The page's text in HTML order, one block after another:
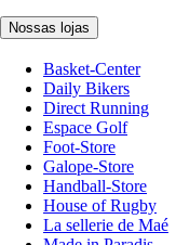
Nossas lojas
Basket-Center
Daily Bikers
Direct Running
Espace Golf
Foot-Store
Galope-Store
Handball-Store
House of Rugby
La sellerie de Maé